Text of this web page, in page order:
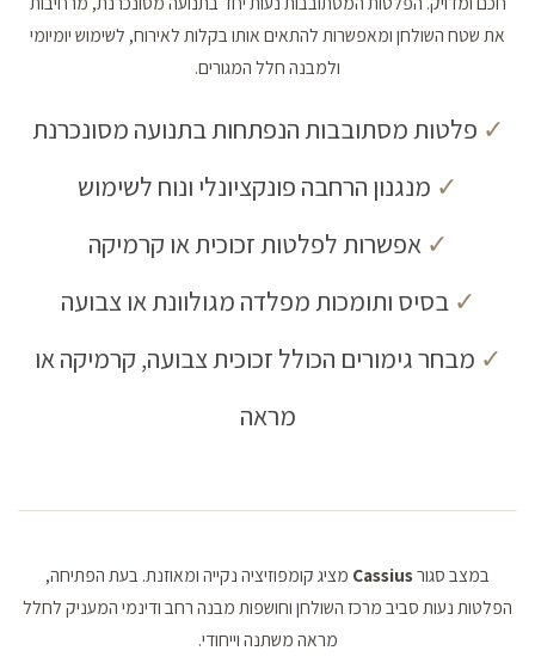
את שטח השולחן ומאפשרות להתאים אותו בקלות לאירוח, לשימוש יומיומי
ולמבנה חלל המגורים.
✓ פלטות מסתובבות הנפתחות בתנועה מסונכרנת
✓ מנגנון הרחבה פונקציונלי ונוח לשימוש
✓ אפשרות לפלטות זכוכית או קרמיקה
✓ בסיס ותומכות מפלדה מגולוונת או צבועה
✓ מבחר גימורים הכולל זכוכית צבועה, קרמיקה או
מראה
במצב סגורCassius מציג קומפוזיציה נקייה ומאוזנת. בעת הפתיחה,
הפלטות נעות סביב מרכז השולחן וחושפות מבנה רחב ודינמי המעניק לחלל
מראה משתנה וייחודי.